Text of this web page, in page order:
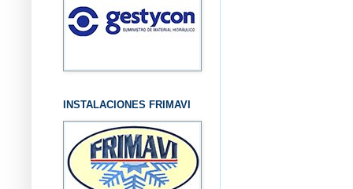
INSTALACIONES FRIMAVI